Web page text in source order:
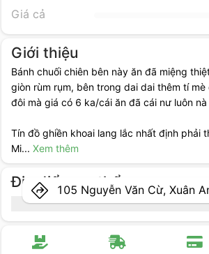
Giá cả
Giới thiệu
Bánh chuối chiên bên này ăn đã miệng
giòn rùm rụm, bên trong dai dai thêm tí
đôi mà giá có 6 ka/cái ăn đã cái nư luôn nà
Tín đồ ghiền khoai lang lắc nhất định phải
Mi... Xem thêm
Địa điểm cụ thể
105 Nguyễn Văn Cừ, Xuân